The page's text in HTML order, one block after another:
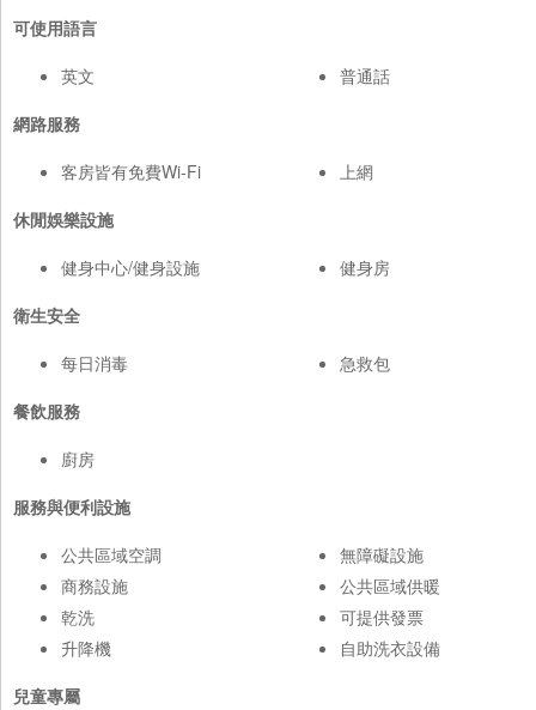
可使用語言
英文
普通話
網路服務
客房皆有免費Wi-Fi
上網
休閒娛樂設施
健身中心/健身設施
健身房
衛生安全
每日消毒
急救包
餐飲服務
廚房
服務與便利設施
公共區域空調
商務設施
乾洗
升降機
無障礙設施
公共區域供暖
可提供發票
自助洗衣設備
兒童專屬